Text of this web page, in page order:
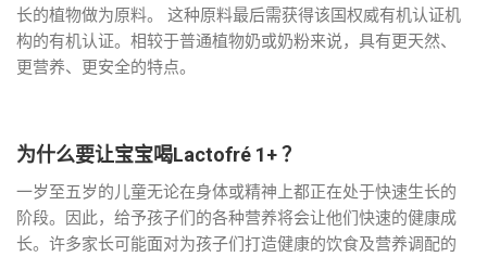
长的植物做为原料。 这种原料最后需获得该国权威有机认证机
构的有机认证。相较于普通植物奶或奶粉来说，具有更天然、
更营养、更安全的特点。
为什么要让宝宝喝Lactofré 1+ ？
一岁至五岁的儿童无论在身体或精神上都正在处于快速生长的
阶段。因此，给予孩子们的各种营养将会让他们快速的健康成
长。许多家长可能面对为孩子们打造健康的饮食及营养调配的